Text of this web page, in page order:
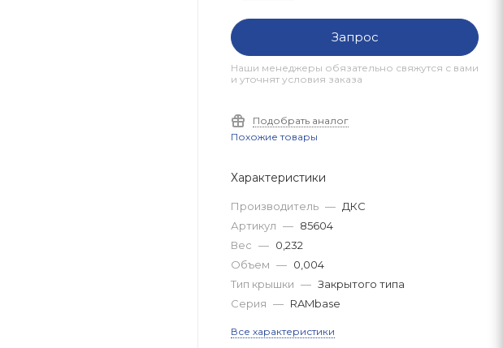
Запрос
Наши менеджеры обязательно свяжутся с вами
и уточнят условия заказа
Подобрать аналог
Похожие товары
Характеристики
Производитель — ДКС
Артикул — 85604
Вес — 0,232
Объем — 0,004
Тип крышки — Закрытого типа
Серия — RAMbase
Все характеристики